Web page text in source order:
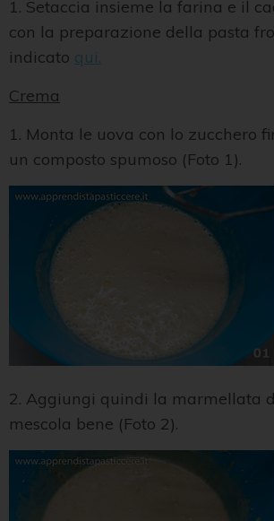
1. Setaccia insieme la farina e il
con la preparazione della pasta
indicato qui.
Crema
1. Monta le uova con lo zucchero
un composto spumoso (Foto 1).
2. Aggiungi quindi la marmellata
mescola bene (Foto 2).